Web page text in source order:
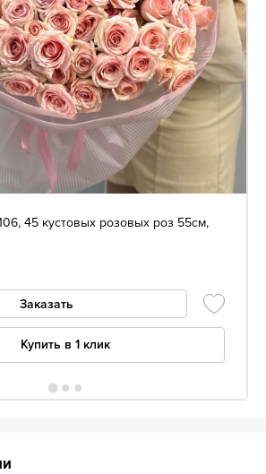
45 кустовых розовых роз 55см,
Заказать
Купить в 1 клик